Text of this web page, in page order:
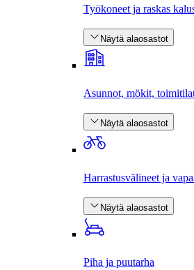
Työkoneet ja raskas
Näytä alaosastot
Asunnot, mökit,
Näytä alaosastot
Harrastus­välineet ja
Näytä alaosastot
Piha ja puutarha